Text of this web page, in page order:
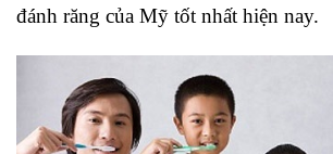
đánh răng của Mỹ tốt nhất hiện nay.